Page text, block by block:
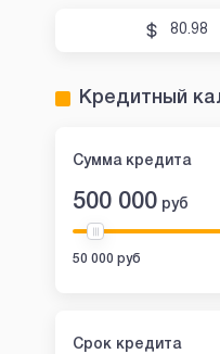
80.98
Кредитный
Сумма кредита
500 000 руб
50 000 руб
Срок кредита